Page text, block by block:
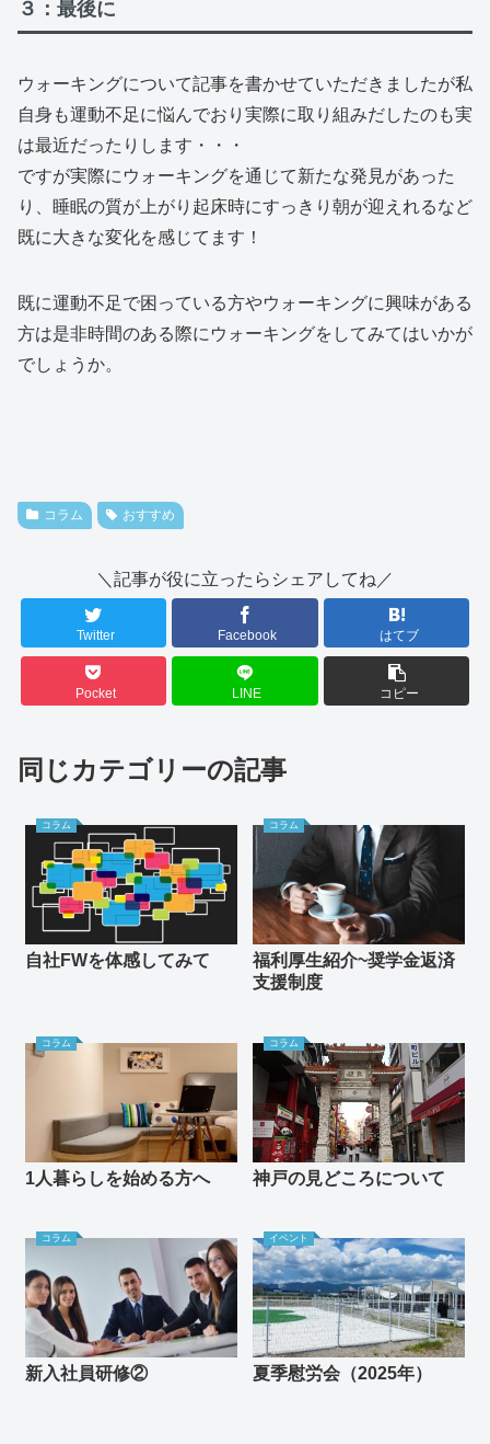
３：最後に
ウォーキングについて記事を書かせていただきましたが私
自身も運動不足に悩んでおり実際に取り組みだしたのも実
は最近だったりします・・・
ですが実際にウォーキングを通じて新たな発見があった
り、睡眠の質が上がり起床時にすっきり朝が迎えれるなど
既に大きな変化を感じてます！
既に運動不足で困っている方やウォーキングに興味がある
方は是非時間のある際にウォーキングをしてみてはいかが
でしょうか。
コラム おすすめ
＼記事が役に立ったらシェアしてね／
Twitter Facebook はてブ
Pocket LINE コピー
同じカテゴリーの記事
コラム
自社FWを体感してみて
コラム
福利厚生紹介~奨学金返済
支援制度
コラム
1人暮らしを始める方へ
コラム
神戸の見どころについて
コラム
新入社員研修②
イベント
夏季慰労会（2025年）